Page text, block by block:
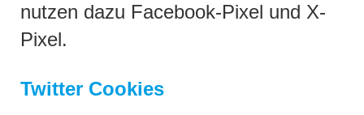
nutzen dazu Facebook-Pixel und X-
Pixel.
Twitter Cookies